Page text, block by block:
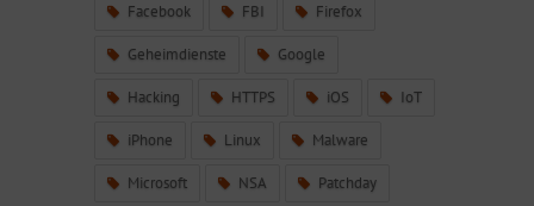
Facebook FBI Firefox
Geheimdienste Google
Hacking HTTPS iOS IoT
iPhone Linux Malware
Microsoft NSA Patchday